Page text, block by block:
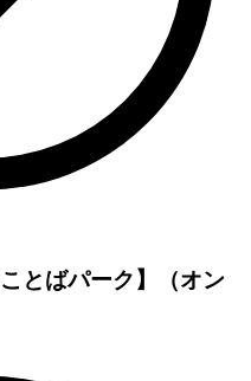
とばパーク】（オン